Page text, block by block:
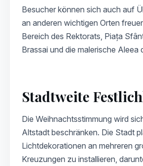
Besucher können sich auch auf
an anderen wichtigen Orten
Bereich des Rektorats, Piața
Brassai und die malerische Aleea
Stadtweite
Die Weihnachtsstimmung wird
Altstadt beschränken. Die Stadt
Lichtdekorationen an mehreren
Kreuzungen zu installieren,